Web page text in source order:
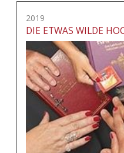
2019
DIE ETWAS WILDE